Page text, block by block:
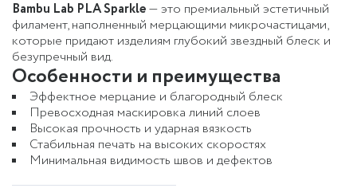
Bambu Lab PLA Sparkle— это премиальный эстетичный
филамент, наполненный мерцающими микрочастицами,
которые придают изделиям глубокий звездный блеск и
безупречный вид.
Особенности и преимущества
Эффектное мерцание и благородный блеск
Превосходная маскировка линий слоев
Высокая прочность и ударная вязкость
Стабильная печать на высоких скоростях
Минимальная видимость швов и дефектов